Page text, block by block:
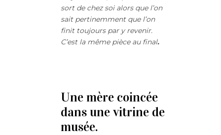
sort de chez soi alors que l’on
sait pertinemment que l’on
finit toujours par y revenir.
C’est la même pièce au final.
Une mère coincée
dans une vitrine de
musée.